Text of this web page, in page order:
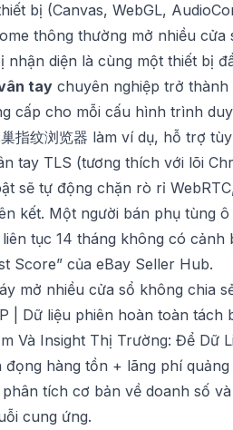
bị (Canvas, WebGL,
thông thường mở nhiều
nhận diện là cùng một thiết bị
tay chuyên nghiệp trở
cấp cho mỗi cấu hình trình
指纹浏览器 làm ví dụ, hỗ trợ
tay TLS (tương thích với lõi
sẽ tự động chặn rò rỉ
kết. Một người bán phụ tùng
tục 14 tháng không có
Score” của eBay Seller Hub.
mở nhiều cửa sổ không chia
| Dữ liệu phiên hoàn toàn
Và Insight Thị Trường: Để
hàng tồn + lãng phí
tích cơ bản về doanh số
cung ứng.